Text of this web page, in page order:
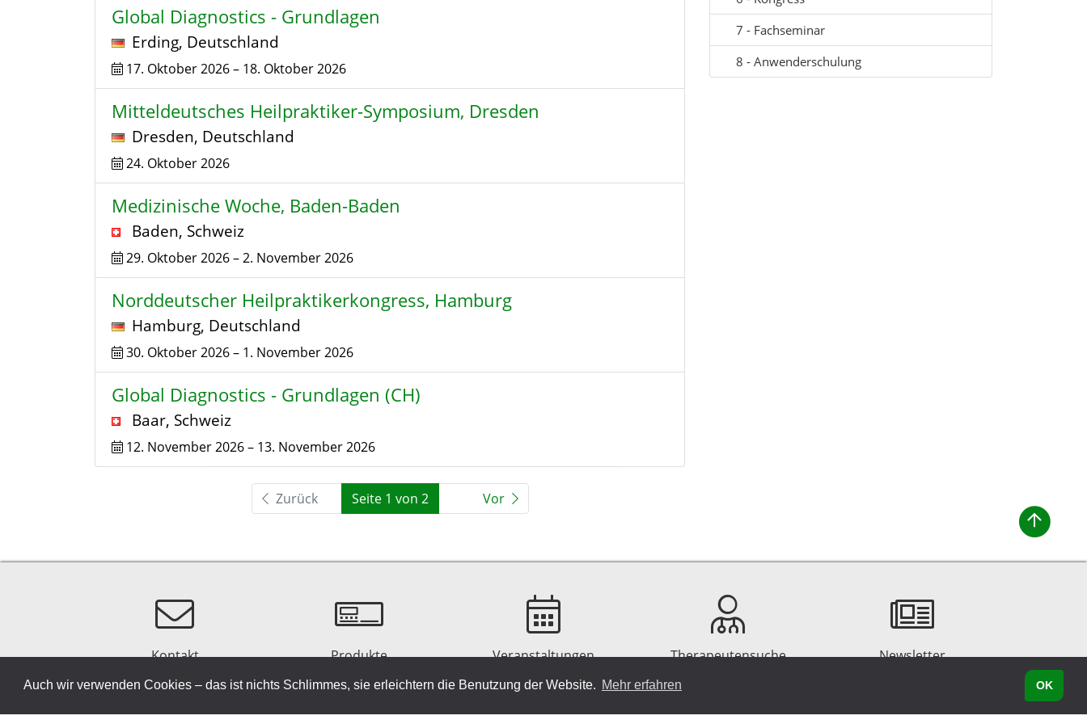
Auch wir verwenden Cookies – das ist nichts Schlimmes, sie erleichtern die Benutzung der Website. Mehr erfahren OK
Global Diagnostics - Grundlagen
Erding, Deutschland
17. Oktober 2026– 18. Oktober 2026
Mitteldeutsches Heilpraktiker-Symposium, Dresden
Dresden, Deutschland
24. Oktober 2026
Medizinische Woche, Baden-Baden
Baden, Schweiz
29. Oktober 2026–2. November 2026
Norddeutscher Heilpraktikerkongress, Hamburg
Hamburg, Deutschland
30. Oktober 2026– 1. November 2026
Global Diagnostics - Grundlagen (CH)
Baar, Schweiz
12. November 2026– 13. November 2026
Zurück Seite 1 von 2 Vor
7 - Fachseminar
8 - Anwenderschulung
Kontakt Produkte Veranstaltungen Therapeutensuche Newsletter
© 2026 VITATEC Products AG Datenschutz Impressum